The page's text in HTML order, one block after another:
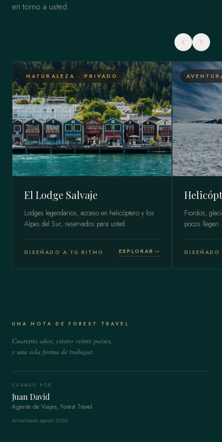
en torno a usted.
NATURALEZA · PRIVADO
El Lodge Salvaje
Lodges legendarios, acceso en helicóptero y los
Alpes del Sur, reservados para usted.
DISEÑADO A TU RITMO EXPLORAR
Fiordos,
pocos llegan.
UNA NOTA DE FOREST TRAVEL
Cuarenta años, ciento veinte países,
y una sola forma de trabajar.
CURADO POR
Juan David
Agente de Viajes, Forest Travel
Actualizado agosto 2026